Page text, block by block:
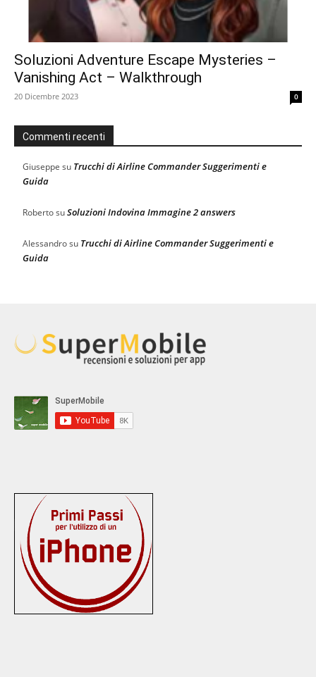
Soluzioni Adventure Escape Mysteries –
Vanishing Act – Walkthrough
20 Dicembre 2023 0
Commenti recenti
Giuseppe su Trucchi di Airline Commander Suggerimenti e
Guida
RobertosuSoluzioni Indovina Immagine 2 answers
Alessandrosu Trucchi di Airline Commander Suggerimenti e
Guida